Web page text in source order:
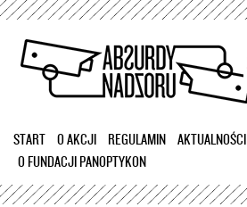
Przejdź
treści
START O AKCJI REGULAMIN
AKTUALNOŚCI
O FUNDACJI PANOPTYKON